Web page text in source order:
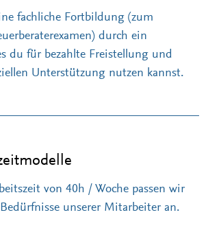
fachliche Fortbildung (zum
durch ein
du für bezahlte Freistellung und
Unterstützung nutzen kannst.
von 40h / Woche passen wir
unserer Mitarbeiter an.